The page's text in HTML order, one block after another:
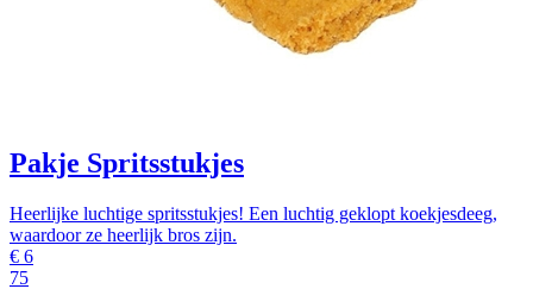
Pakje Spritsstukjes
Heerlijke luchtige spritsstukjes! Een luchtig geklopt koekjesdeeg,
waardoor ze heerlijk bros zijn.
€ 6
75